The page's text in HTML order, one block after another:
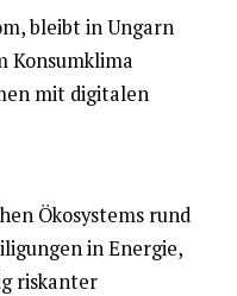
bleibt in Ungarn
Konsumklima
mit digitalen
Ökosystems rund
in Energie,
riskanter